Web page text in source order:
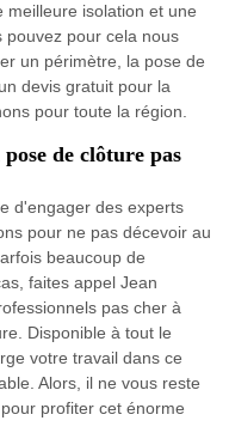
isolation et une
pouvez pour cela nous
un périmètre, la pose de
devis gratuit pour la
pour toute la région.
de clôture pas
d'engager des experts
pour ne pas décevoir au
beaucoup de
faites appel Jean
pas cher à
Disponible à tout le
votre travail dans ce
Alors, il ne vous reste
profiter cet énorme